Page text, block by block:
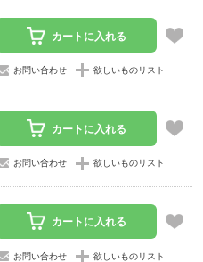
カートに入れる
お問い合わせ 欲しいものリスト
カートに入れる
お問い合わせ 欲しいものリスト
カートに入れる
お問い合わせ 欲しいものリスト